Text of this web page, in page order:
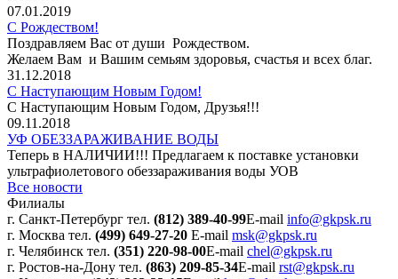
07.01.2019
С Рождеством!
Поздравляем Вас от души Рождеством.
Желаем Вам и Вашим семьям здоровья, счастья и всех благ.
31.12.2018
С Наступающим Новым Годом!
С Наступающим Новым Годом, Друзья!!!
09.11.2018
УФ ОБЕЗЗАРАЖИВАНИЕ ВОДЫ
Теперь в НАЛИЧИИ!!! Предлагаем к поставке установки
ультрафиолетового обеззараживания воды УОВ
Все новости
Филиалы
г. Санкт-Петербург тел. (812) 389-40-99E-mail info@gkpsk.ru
г. Москва тел. (499) 649-27-20 E-mail msk@gkpsk.ru
г. Челябинск тел. (351) 220-98-00E-mail chel@gkpsk.ru
г. Ростов-на-Дону тел. (863) 209-85-34E-mail rst@gkpsk.ru